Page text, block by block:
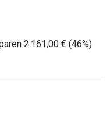
2.161,00 € (46%)